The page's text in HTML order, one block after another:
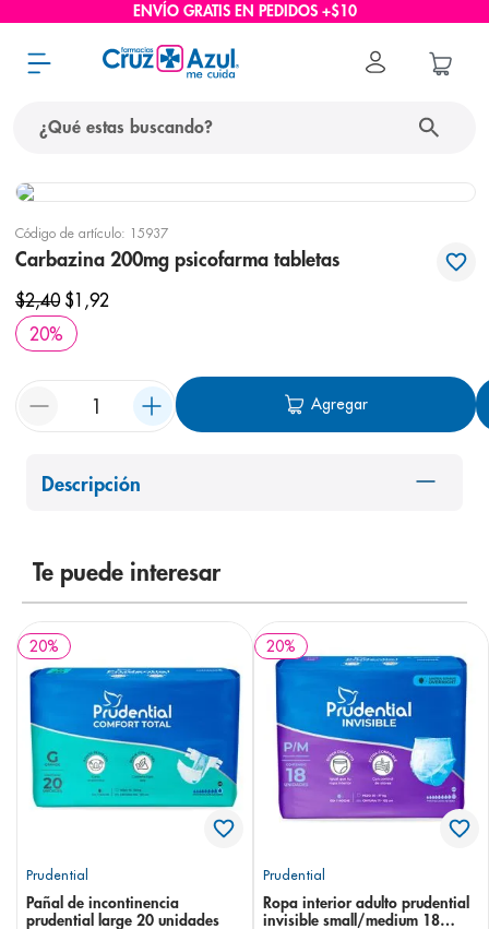
ENVÍO GRATIS EN PEDIDOS +$10
Código de artículo: 15937
Carbazina 200mg psicofarma tabletas
$2,40 $1 ,92
20%
Agregar
Descripción
Te puede interesar
20%
Prudential
Pañal de incontinencia
prudential large 20 unidades
20%
Prudential
Ropa interior adulto prudential
invisible small/medium 18
términos más buscados
3. eucerin
nivea
6. shampoo
7 bioderma
10